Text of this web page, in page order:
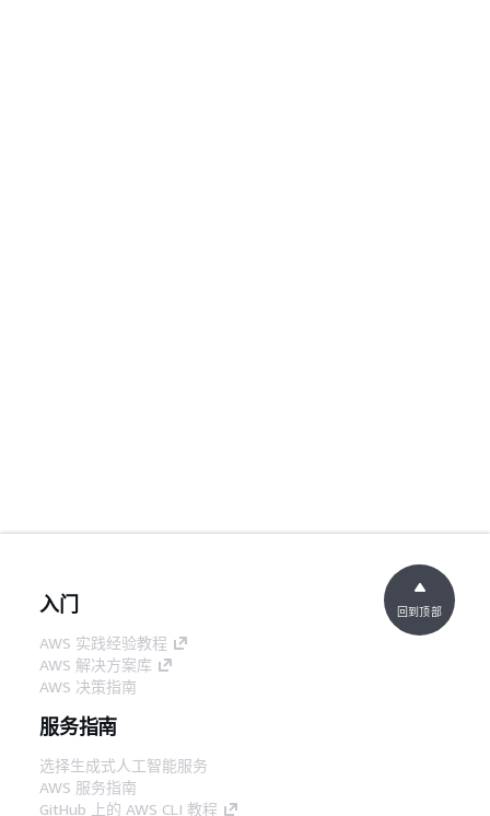
入门
AWS 实践经验教程
AWS 解决方案库
AWS 决策指南
服务指南
选择生成式人工智能服务
AWS 服务指南
GitHub 上的 AWS CLI 教程
回到顶部